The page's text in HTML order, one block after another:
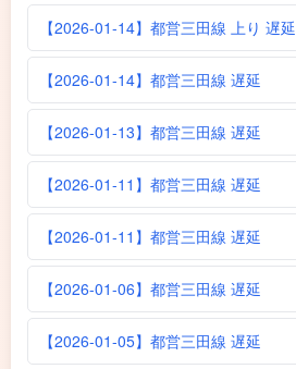
【2026-01-14】都営三田線 上り 遅延
【2026-01-14】都営三田線 遅延
【2026-01-13】都営三田線 遅延
【2026-01-11】都営三田線 遅延
【2026-01-11】都営三田線 遅延
【2026-01-06】都営三田線 遅延
【2026-01-05】都営三田線 遅延